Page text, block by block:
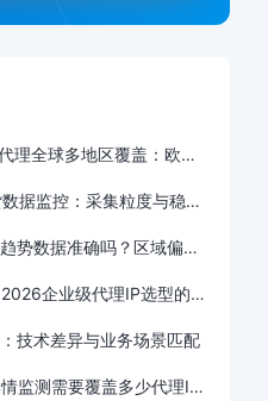
2026 SOCKS5代理全球多地区覆盖：欧美亚非节点延迟综合实测
TikTok直播带货数据监控：采集粒度与稳定性怎么平衡？
代理IP获取谷歌趋势数据准确吗？区域偏差解析
从性能到合规：2026企业级代理IP选型的5个技术维度
技术差异与业务场景匹配
国际社交媒体舆情监测需要覆盖多少代理IP节点？方案设计